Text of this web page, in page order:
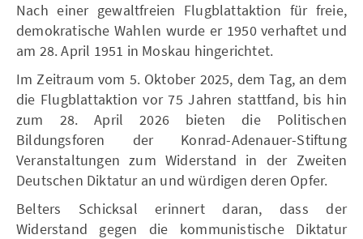
Nach einer gewaltfreien Flugblattaktion für freie,
demokratische Wahlen wurde er 1950 verhaftet und
am 28. April 1951 in Moskau hingerichtet.
Im Zeitraum vom 5. Oktober 2025, dem Tag, an dem
die Flugblattaktion vor 75 Jahren stattfand, bis hin
zum 28. April 2026 bieten die Politischen
Bildungsforen der Konrad-Adenauer-Stiftung
Veranstaltungen zum Widerstand in der Zweiten
Deutschen Diktatur an und würdigen deren Opfer.
Belters Schicksal erinnert daran, dass der
Widerstand gegen die kommunistische Diktatur